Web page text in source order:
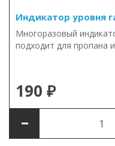
Индикатор уровня
Многоразовый
подходит для пропана
190 ₽